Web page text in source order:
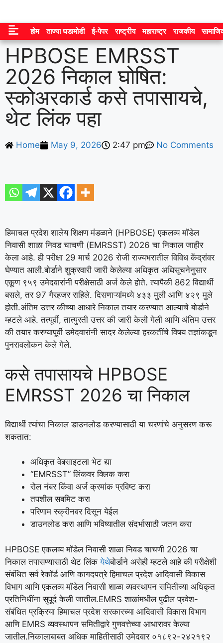
होम ताज्या घडामोडी ई-पेपर राष्ट्रीय महाराष्ट्र राजकीय
HPBOSE EMRSST
2026 निकाल घोषित:
स्कोअरकार्ड कसे तपासायचे,
थेट लिंक पहा
Home May 9, 2026 2:47 pm No Comments
हिमाचल प्रदेश शालेय शिक्षण मंडळाने (HPBOSE) एकलव्य मॉडेल
निवासी शाळा निवड चाचणी (EMRSST) 2026 चा निकाल जाहीर
केला आहे. ही परीक्षा 29 मार्च 2026 रोजी राज्यभरातील विविध केंद्रांवर
घेण्यात आली.बोर्डाने शुक्रवारी जारी केलेल्या अधिकृत अधिसूचनेनुसार
एकूण ९५९ उमेदवारांनी परीक्षेसाठी अर्ज केले होते. त्यापैकी 862 विद्यार्थी
बसले, तर 97 गैरहजर राहिले. दिसणाऱ्यांमध्ये ४३३ मुली आणि ४२९ मुले
होती.अंतिम उत्तर कीच्या आधारे निकाल तयार करण्यात आल्याचे बोर्डाने
म्हटले आहे. तत्पूर्वी, तात्पुरती उत्तर की जारी केली गेली आणि अंतिम उत्तर
की तयार करण्यापूर्वी उमेदवारांनी सादर केलेल्या हरकतींचे विषय तज्ञांकडून
पुनरावलोकन केले गेले.
कसे तपासायचे HPBOSE
EMRSST 2026 चा निकाल
विद्यार्थी त्यांचा निकाल डाउनलोड करण्यासाठी या चरणांचे अनुसरण करू
शकतात:
अधिकृत वेबसाइटला भेट द्या
“EMRSST” लिंकवर क्लिक करा
रोल नंबर किंवा अर्ज क्रमांक प्रविष्ट करा
तपशील सबमिट करा
परिणाम स्क्रीनवर दिसून येईल
डाउनलोड करा आणि भविष्यातील संदर्भासाठी जतन करा
HPBOSE एकलव्य मॉडेल निवासी शाळा निवड चाचणी 2026 चा
निकाल तपासण्यासाठी थेट लिंकयेथेबोर्डाने असेही म्हटले आहे की परीक्षेशी
संबंधित सर्व रेकॉर्ड आणि कागदपत्रे हिमाचल प्रदेश आदिवासी विकास
विभाग आणि एकलव्य मॉडेल निवासी शाळा व्यवस्थापन समितीच्या अधिकृत
प्रतिनिधींना सुपूर्द केली जातील.EMRS शाळांमधील पुढील प्रवेश-
संबंधित प्रक्रिया हिमाचल प्रदेश सरकारच्या आदिवासी विकास विभाग
आणि EMRS व्यवस्थापन समितीद्वारे गुणवत्तेच्या आधारावर केल्या
जातील.निकालाबाबत अधिक माहितीसाठी उमेदवार ०१८९२-२४२१९२